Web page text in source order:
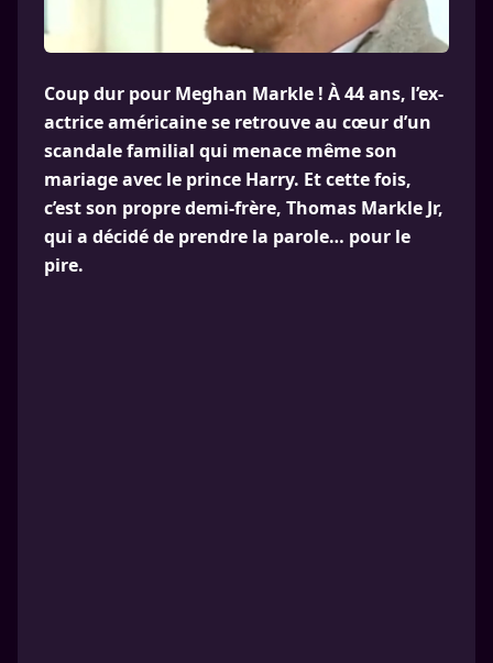
Coup dur pour Meghan Markle ! À 44 ans, l’ex-
actrice américaine se retrouve au cœur d’un
scandale familial qui menace même son
mariage avec le prince Harry. Et cette fois,
c’est son propre demi-frère, Thomas Markle Jr,
qui a décidé de prendre la parole… pour le
pire.